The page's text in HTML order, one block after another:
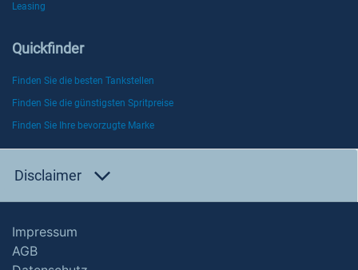
Leasing
Quickfinder
Finden Sie die besten Tankstellen
Finden Sie die günstigsten Spritpreise
Finden Sie Ihre bevorzugte Marke
Disclaimer
Impressum
AGB